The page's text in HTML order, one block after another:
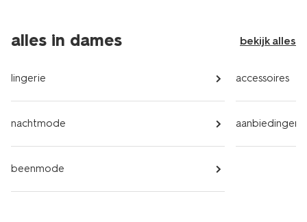
alles in dames bekijk alles
lingerie
nachtmode
beenmode
accessoires
aanbiedingen